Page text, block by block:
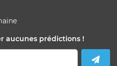
aucunes prédictions !